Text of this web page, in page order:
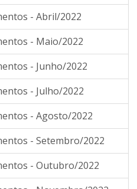
- Abril/2022
- Maio/2022
- Junho/2022
- Julho/2022
- Agosto/2022
- Setembro/2022
- Outubro/2022